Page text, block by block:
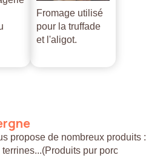
Fromage utilisé
pour la truffade
et l'aligot.
propose de nombreux produits :
pur porc